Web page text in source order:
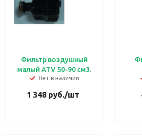
Фильтр воздушный
малый ATV 50-90 см3.
Нет в наличии
1 348 руб./шт